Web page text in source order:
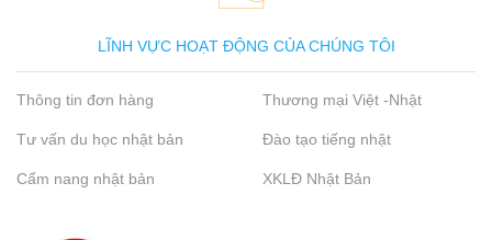
LĨNH VỰC HOẠT ĐỘNG CỦA CHÚNG TÔI
Thông tin đơn hàng Thương mại Việt -Nhật
Tư vấn du học nhật bản Đào tạo tiếng nhật
Cẩm nang nhật bản XKLĐ Nhật Bản